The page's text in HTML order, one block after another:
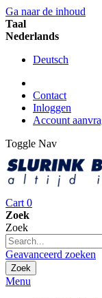
Ga naar de inhoud
Taal
Nederlands
Deutsch
Contact
Inloggen
Account
Toggle Nav
Cart 0
Zoek
Zoek
Geavanceerd zoeken
Zoek
Menu